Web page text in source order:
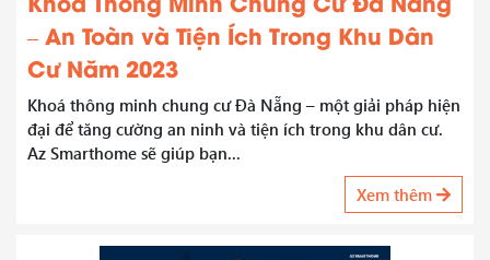
– An Toàn và Tiện Ích Trong Khu Dân
Cư Năm 2023
Khoá thông minh chung cư Đà Nẵng – một giải pháp hiện
đại để tăng cường an ninh và tiện ích trong khu dân cư.
Az Smarthome sẽ giúp bạn...
Xem thêm